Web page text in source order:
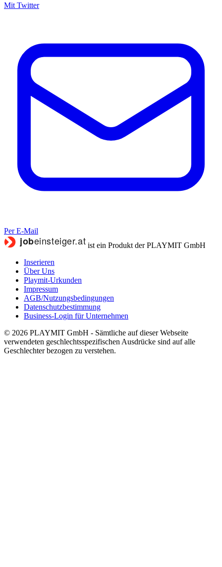
Mit Twitter
Per E-Mail
ist ein Produkt der PLAYMIT GmbH
Inserieren
Über Uns
Playmit-Urkunden
Impressum
AGB/Nutzungsbedingungen
Datenschutzbestimmung
Business-Login für Unternehmen
© 2026 PLAYMIT GmbH - Sämtliche auf dieser Webseite
verwendeten geschlechtsspezifischen Ausdrücke sind auf alle
Geschlechter bezogen zu verstehen.